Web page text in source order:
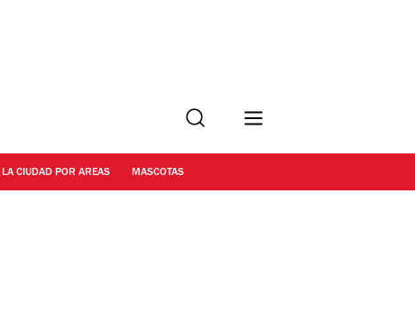
Buscar
LA CIUDAD POR AREAS MASCOTAS